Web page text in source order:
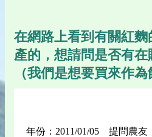
在網路上看到有關紅
產的，想請問是否有在
（我們是想要買來作為
年份：2011/01/05 提問農友